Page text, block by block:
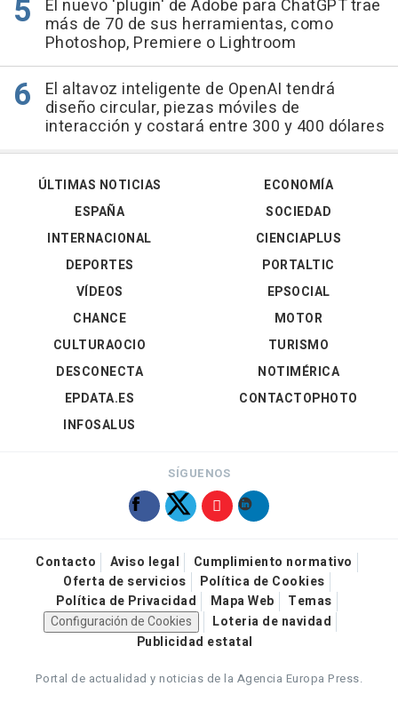
El nuevo 'plugin' de Adobe para ChatGPT trae
más de 70 de sus herramientas, como
Photoshop, Premiere o Lightroom
El altavoz inteligente de OpenAI tendrá
diseño circular, piezas móviles de
interacción y costará entre 300 y 400 dólares
ÚLTIMAS NOTICIAS
ESPAÑA
INTERNACIONAL
DEPORTES
VÍDEOS
ECONOMÍA
SOCIEDAD
CIENCIAPLUS
PORTALTIC
EPSOCIAL
CHANCE
CULTURAOCIO
DESCONECTA
EPDATA.ES
INFOSALUS
MOTOR
TURISMO
NOTIMÉRICA
CONTACTOPHOTO
SÍGUENOS
Contacto Aviso legal
Cumplimiento normativo
Oferta de servicios
Política de Cookies
Política de Privacidad
Mapa Web
Temas
Configuración de Cookies
Loteria de navidad
Publicidad estatal
Portal de actualidad y noticias de la Agencia Europa Press.